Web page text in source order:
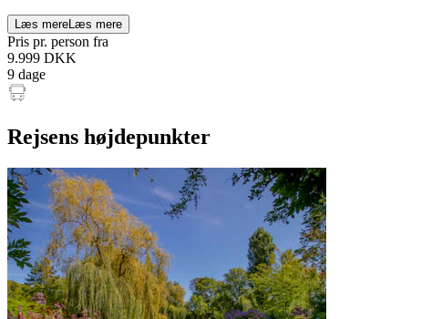
Læs mereLæs mere
Pris pr. person fra
9.999 DKK
9 dage
Rejsens højdepunkter